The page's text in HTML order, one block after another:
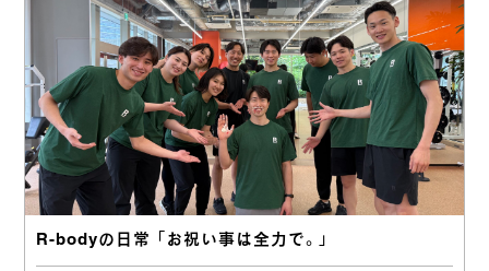
R-bodyの日常 「お祝い事は全力で。」